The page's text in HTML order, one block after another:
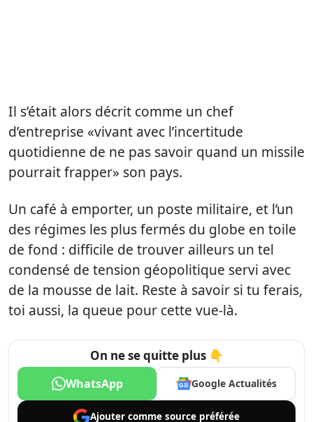
Il s’était alors décrit comme un chef
d’entreprise «vivant avec l’incertitude
quotidienne de ne pas savoir quand un missile
pourrait frapper» son pays.
Un café à emporter, un poste militaire, et l’un
des régimes les plus fermés du globe en toile
de fond : difficile de trouver ailleurs un tel
condensé de tension géopolitique servi avec
de la mousse de lait. Reste à savoir si tu ferais,
toi aussi, la queue pour cette vue-là.
On ne se quitte plus 👇
WhatsApp Google Actualités
Ajouter comme source préférée